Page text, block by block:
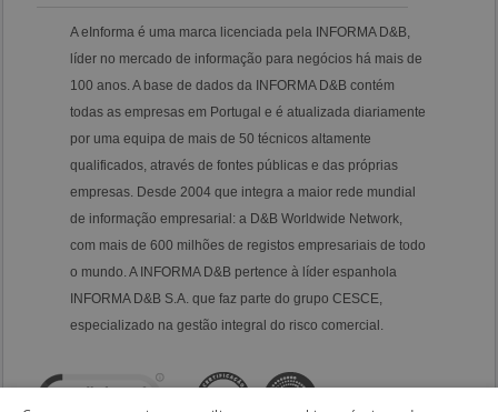
A eInforma é uma marca licenciada pela INFORMA D&B,
líder no mercado de informação para negócios há mais de
100 anos. A base de dados da INFORMA D&B contém
todas as empresas em Portugal e é atualizada diariamente
por uma equipa de mais de 50 técnicos altamente
qualificados, através de fontes públicas e das próprias
empresas. Desde 2004 que integra a maior rede mundial
de informação empresarial: a D&B Worldwide Network,
com mais de 600 milhões de registos empresariais de todo
o mundo. A INFORMA D&B pertence à líder espanhola
INFORMA D&B S.A. que faz parte do grupo CESCE,
especializado na gestão integral do risco comercial.